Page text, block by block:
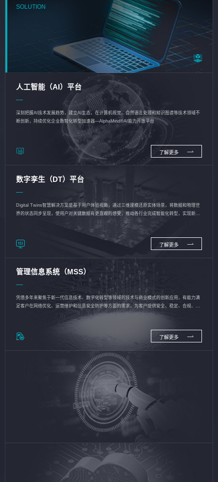
SOLUTION
人工智能（AI）平台
深刻把握AI技术发展趋势，建立AI生态，在计算机视觉、自然语言处理和知识图谱等技术领域不
断创新，持续优化企业数智化转型加速器—AlphaMind®AI能力开放平台
了解更多
数字孪生（DT）平台
Digital Twins智慧解决方案是基于用户体验视角，通过三维建模还原实体场景，将数据和物理世
界的状态同步呈现，使用户对关键数据有更直观的感受，推动各行业完成智能化转型，实现新旧
了解更多
管理信息系统（MSS）
凭借多年来聚焦于新一代信息技术、数字化转型等领域的技术与商业模式的创新应用，有能力满
足客户在网络优化、运营维护和信息安全防护等方面的需求，为客户提供安全、稳定、合规、持
了解更多